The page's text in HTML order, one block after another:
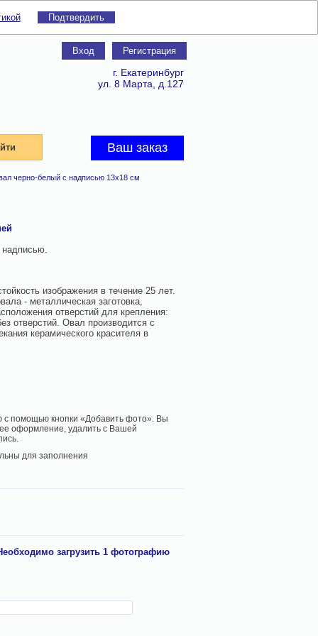
Подтвердить
Регистрация
Вход
г. Екатеринбург
ул. 8 Марта, д.127
Ваш заказ
черно-белый с надписью 13х18 см
изображения в течение 25 лет.
- металлическая заготовка,
отверстий для крепления:
отверстий. Овал производится с
керамического красителя в
с помощью кнопки «Добавить фото». Вы
оформление, удалить с Вашей
для заполнения
загрузить 1 фотографию